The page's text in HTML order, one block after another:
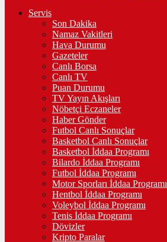
Servis
Son Dakika
Namaz Vakitleri
Hava Durumu
Gazeteler
Canlı Borsa
Canlı TV
Puan Durumu
TV Yayın Akışları
Nöbetçi Eczaneler
Haber Gönder
Futbol Canlı Sonuçlar
Basketbol Canlı Sonuçlar
Basketbol İddaa Programı
Bilardo İddaa Programı
Futbol İddaa Programı
Motor Sporları İddaa Programı
Hentbol İddaa Programı
Voleybol İddaa Programı
Tenis İddaa Programı
Dövizler
Kripto Paralar